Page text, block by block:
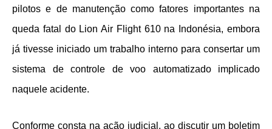
pilotos e de manutenção como fatores importantes na
queda fatal do Lion Air Flight 610 na Indonésia, embora
já tivesse iniciado um trabalho interno para consertar um
sistema de controle de voo automatizado implicado
naquele acidente.
Conforme consta na ação judicial, ao discutir um boletim